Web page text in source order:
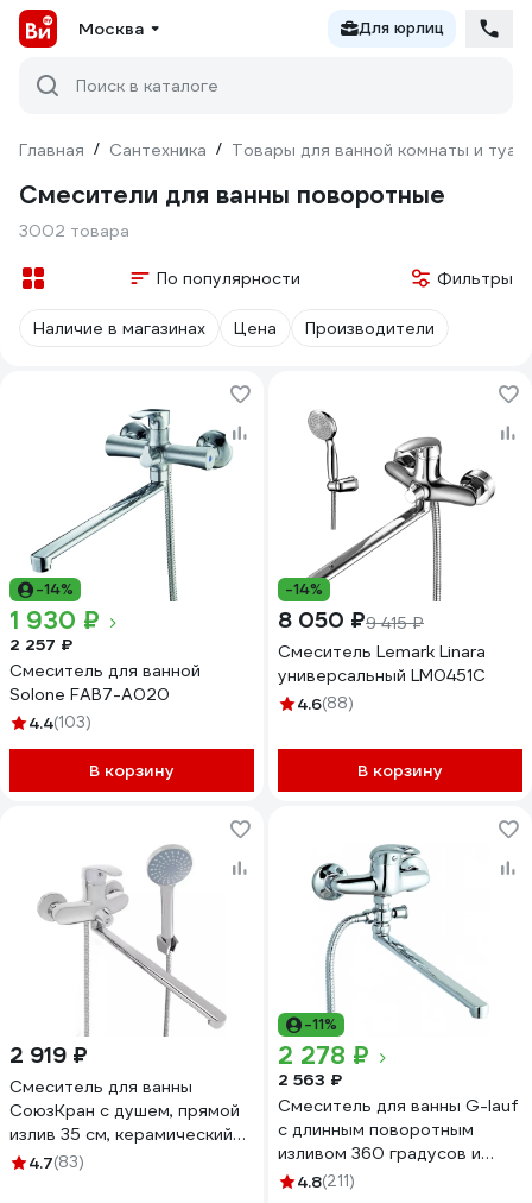
Москва Для юрлиц
Поиск в каталоге
Главная / Сантехника / Товары для ванной комнаты и
Смесители для ванны поворотные
3002 товара
По популярности Фильтры
Наличие в магазинах Цена Производители
-14%
1 930 ₽
2 257 ₽
Смеситель для ванной
Solone FAB7-A020
4.4(103)
В корзину
-14%
8 050 ₽9 415 ₽
Смеситель Lemark Linara
универсальный LM0451C
4.6(88)
В корзину
2 919 ₽
Смеситель для ванны
СоюзКран с душем, прямой
излив 35 см, керамический
картридж 40 мм SK08-P114
4.7(83)
-11%
2 278 ₽
2 563 ₽
Смеситель для ванны G-lauf
с длинным поворотным
изливом 360 градусов и
душевой лейкой, хром KLO6-
4.8(211)